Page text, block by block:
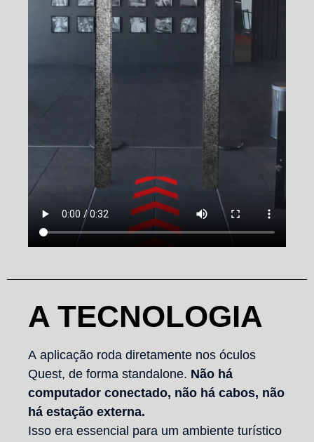
A TECNOLOGIA
A aplicação roda diretamente nos óculos
Quest, de forma standalone. Não há
computador conectado, não há cabos, não
há estação externa.
Isso era essencial para um ambiente turístico